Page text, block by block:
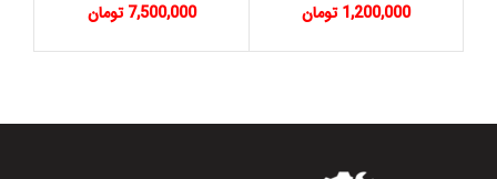
1,200,000 تومان
7,500,000 تومان